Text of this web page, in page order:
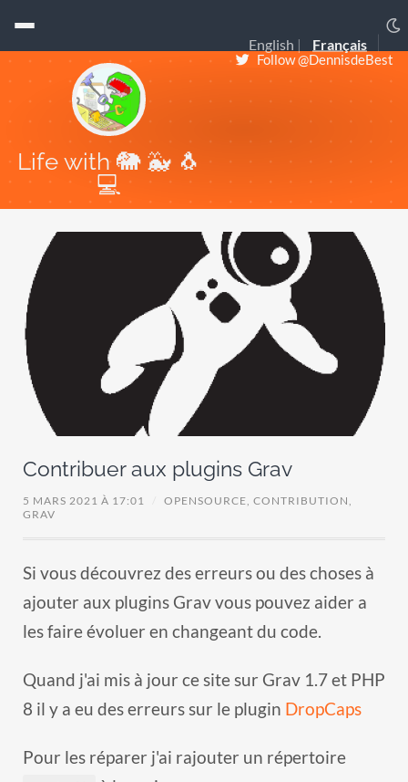
English Français
Life with 🐘 🐳 🐧
💻
Follow @DennisdeBest
Contribuer aux plugins Grav
5 MARS 2021 À 17:01 OPENSOURCE, CONTRIBUTION,
GRAV
Si vous découvrez des erreurs ou des choses à
ajouter aux plugins Grav vous pouvez aider a
les faire évoluer en changeant du code.
Quand j'ai mis à jour ce site sur Grav 1.7 et PHP
8 il y a eu des erreurs sur le plugin DropCaps
Pour les réparer j'ai rajouter un répertoire